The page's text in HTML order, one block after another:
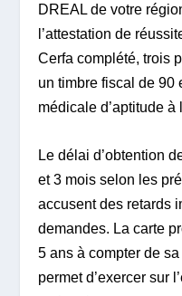
DREAL de votre
l’attestation de
Cerfa complété, trois
un timbre fiscal de 90
médicale d’aptitude à
Le délai d’obtention
et 3 mois selon les
accusent des retards
demandes. La carte
5 ans à compter de
permet d’exercer sur